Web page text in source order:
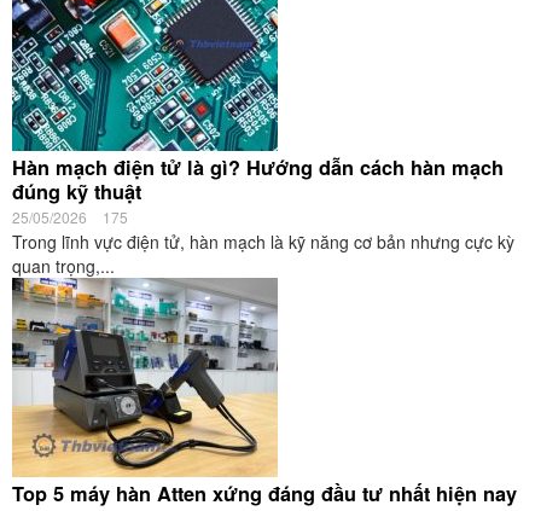
Hàn mạch điện tử là gì? Hướng dẫn cách hàn mạch
đúng kỹ thuật
25/05/2026 175
Trong lĩnh vực điện tử, hàn mạch là kỹ năng cơ bản nhưng cực kỳ
quan trọng,...
Top 5 máy hàn Atten xứng đáng đầu tư nhất hiện nay